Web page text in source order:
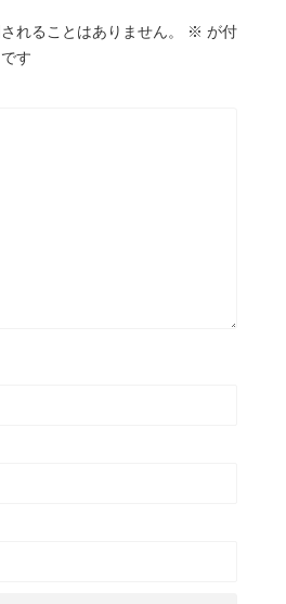
れることはありません。 ※ が付
す